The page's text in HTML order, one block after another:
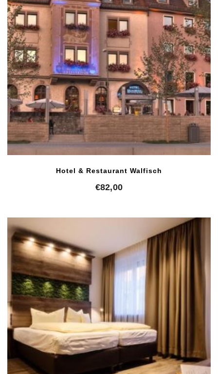
Hotel & Restaurant Walfisch
€82,00